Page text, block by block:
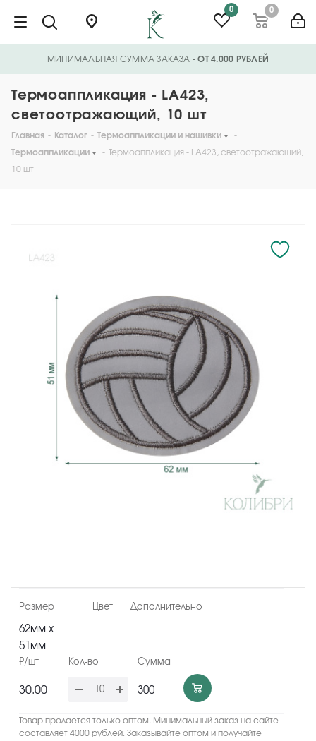
0 0
МИНИМАЛЬНАЯ СУММА ЗАКАЗА - ОТ 4.000 РУБЛЕЙ
Термоаппликация - LA423,
светоотражающий, 10 шт
Главная - Каталог - Термоаппликации и нашивки
-
Термоаппликации
- Термоаппликация - LA423, светоотражающий,
10 шт
62мм х
51мм
30.00 300
Товар продается только оптом. Минимальный заказ на сайте
составляет 4000 рублей. Заказывайте оптом и получайте